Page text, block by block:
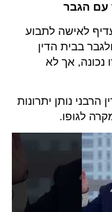
עם הגבר
לאישה לתבוע
בבית הדין
נכונה, אך לא
נותן יתרונות
לגופו.